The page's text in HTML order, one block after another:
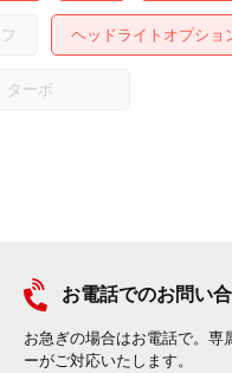
ヘッドライトオプショ
ターボ
お電話でのお問い
お急ぎの場合はお電話で。専
ーがご対応いたします。